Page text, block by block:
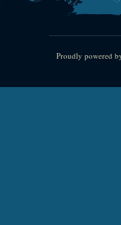
Proudly powered